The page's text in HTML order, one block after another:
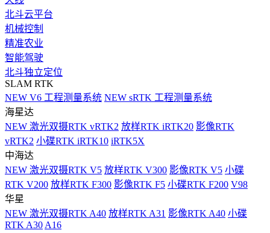
北斗云平台
机械控制
精准农业
智能驾驶
北斗独立定位
SLAM RTK
NEW V6 工程测量系统 NEW sRTK 工程测量系统
海星达
NEW 激光双摄RTK vRTK2 放样RTK iRTK20 影像RTK
vRTK2 小碟RTK iRTK10 iRTK5X
中海达
NEW 激光双摄RTK V5 放样RTK V300 影像RTK V5 小碟
RTK V200 放样RTK F300 影像RTK F5 小碟RTK F200 V98
华星
NEW 激光双摄RTK A40 放样RTK A31 影像RTK A40 小碟
RTK A30 A16